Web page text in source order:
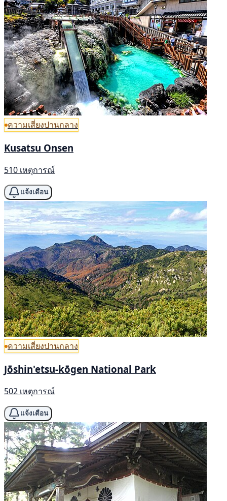
ความเสี่ยงปานกลาง
Kusatsu Onsen
510 เหตุการณ์
แจ้งเตือน
ความเสี่ยงปานกลาง
Jōshin'etsu-kōgen National Park
502 เหตุการณ์
แจ้งเตือน